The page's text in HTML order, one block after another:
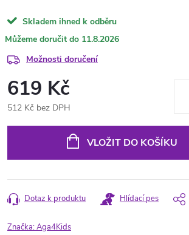
Skladem ihned k odběru
11.8.2026
Možnosti doručení
619 Kč
512 Kč bez DPH
VLOŽIT DO KOŠÍKU
Dotaz k produktu Hlídací pes
Značka:Aga4Kids